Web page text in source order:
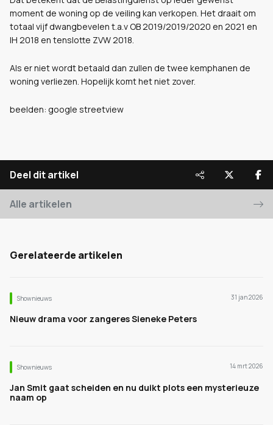
moment de woning op de veiling kan verkopen. Het draait om
totaal vijf dwangbevelen t.a.v OB 2019/2019/2020 en 2021 en
IH 2018 en tenslotte ZVW 2018.
Als er niet wordt betaald dan zullen de twee kemphanen de
woning verliezen. Hopelijk komt het niet zover.
beelden: google streetview
Deel dit artikel
Alle artikelen
Gerelateerde artikelen
Shownieuws 31 jan 2026
Nieuw drama voor zangeres Sieneke Peters
Shownieuws 14 mrt 2026
Jan Smit gaat scheiden en nu duikt plots een mysterieuze
naam op